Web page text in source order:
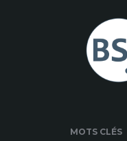
MOTS CLÉS